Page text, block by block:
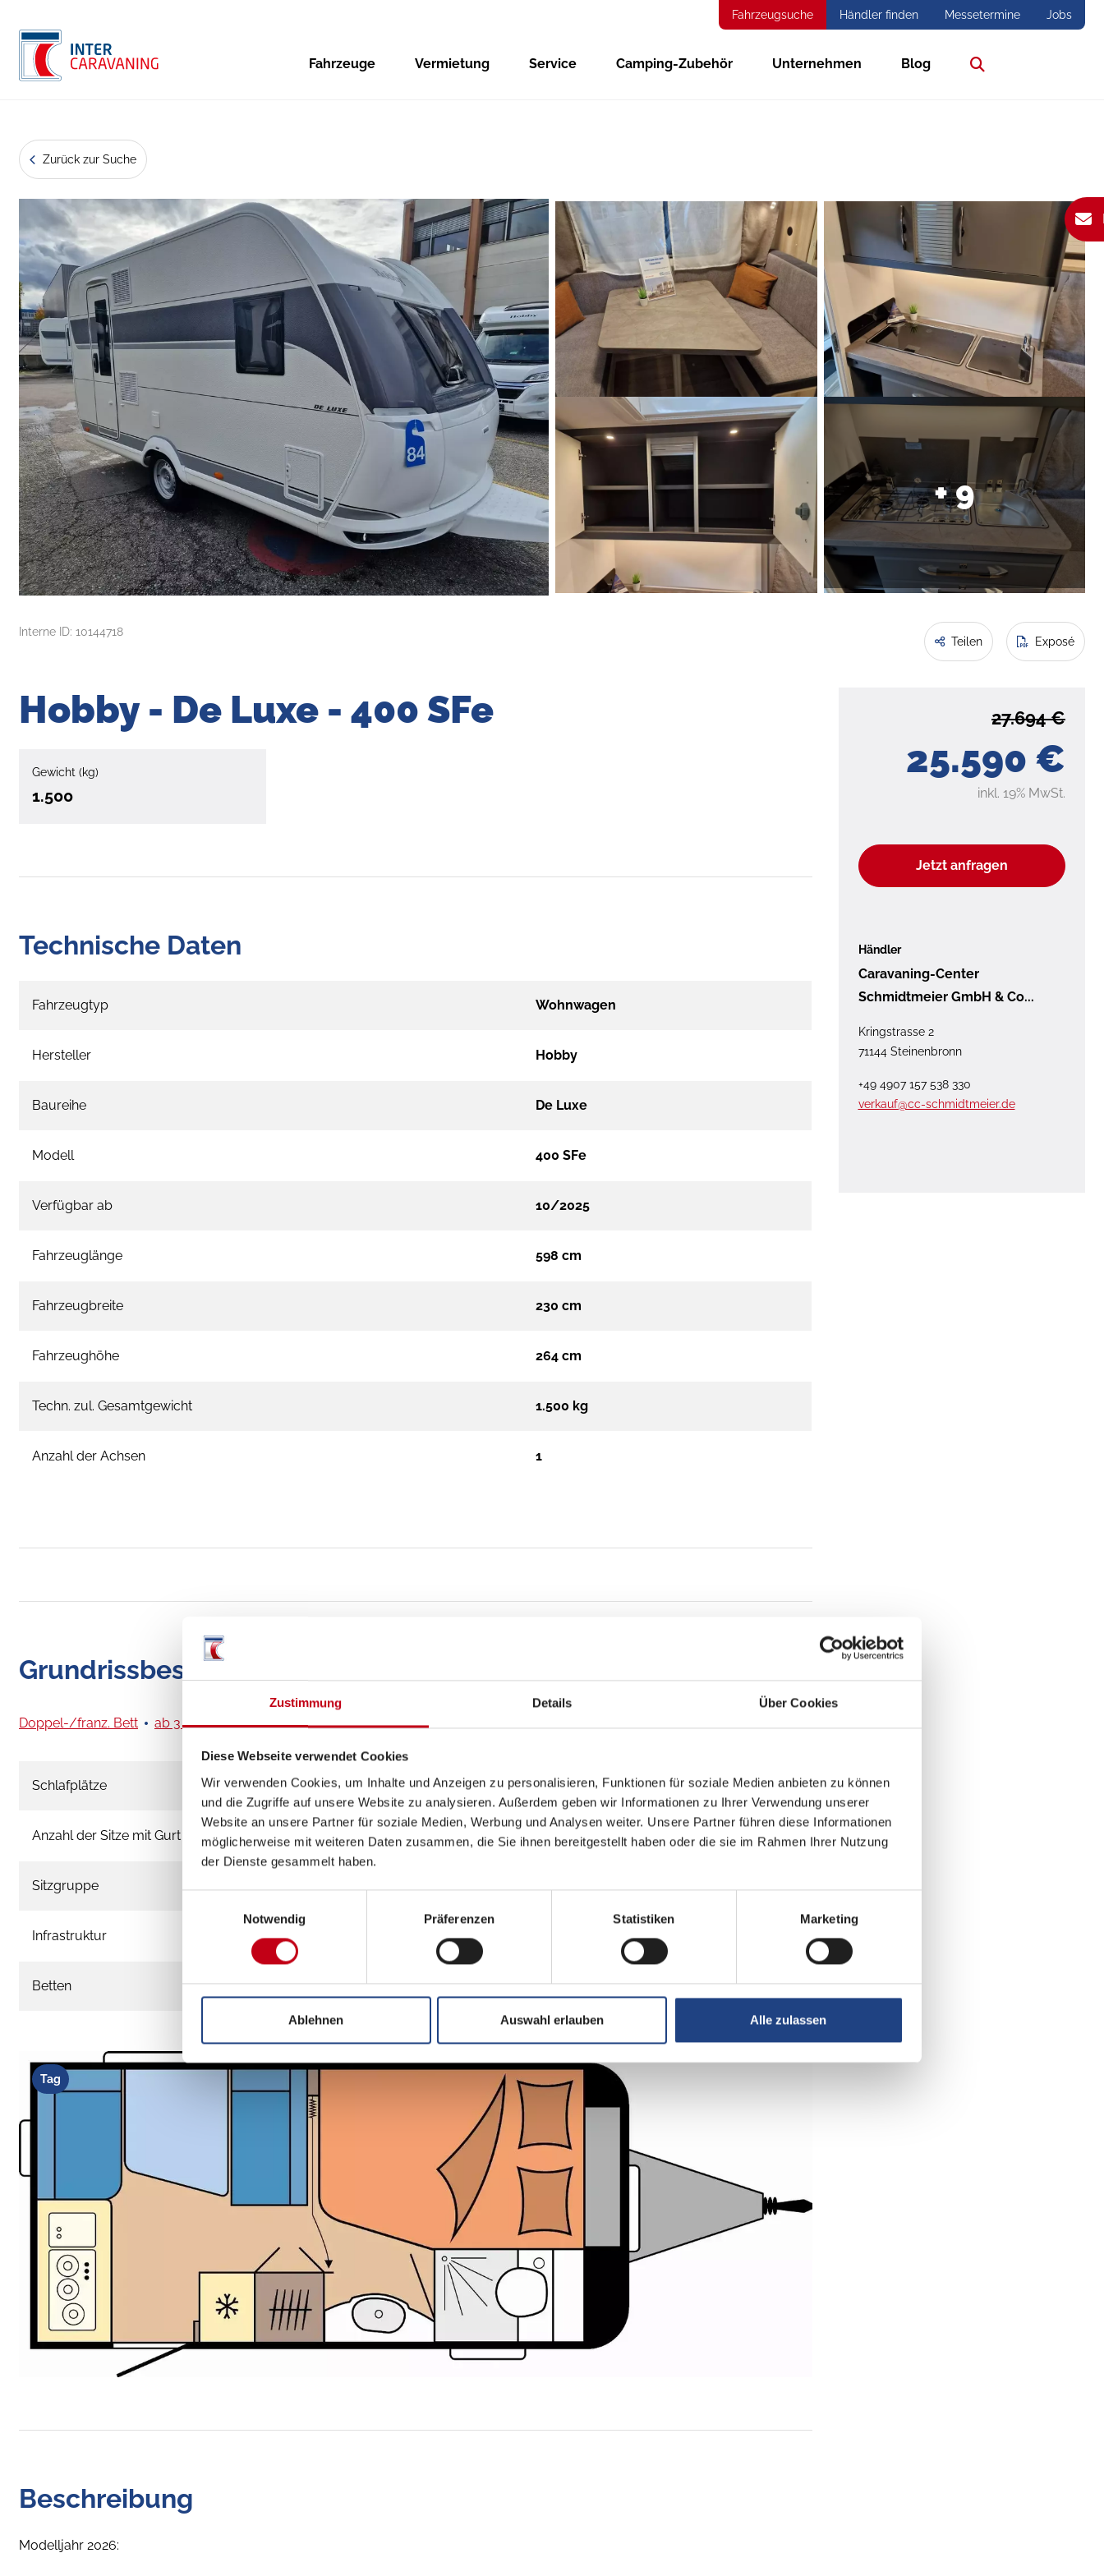
Zustimmung Details Über Cookies
Diese Webseite verwendet Cookies
Wir verwenden Cookies, um Inhalte und Anzeigen zu personalisieren, Funktionen für soziale Medien anbieten zu können
und die Zugriffe auf unsere Website zu analysieren. Außerdem geben wir Informationen zu Ihrer Verwendung unserer
Website an unsere Partner für soziale Medien, Werbung und Analysen weiter. Unsere Partner führen diese Informationen
möglicherweise mit weiteren Daten zusammen, die Sie ihnen bereitgestellt haben oder die sie im Rahmen Ihrer Nutzung
der Dienste gesammelt haben.
Notwendig
Präferenzen Statistiken Marketing
Ablehnen Auswahl erlauben Alle zulassen
Fahrzeugsuche Händler finden Messetermine Jobs
Fahrzeuge Vermietung Service Camping-Zubehör Unternehmen Blog
Zurück zur Suche
+ 9
Interne ID: 10144718
Teilen Exposé
25.590 €
27.694 €
inkl. 19% MwSt.
Jetzt anfragen
Händler
Caravaning-Center
Schmidtmeier GmbH & Co...
Kringstrasse 2
71144 Steinenbronn
+49 4907 157 538 330
verkauf@cc-schmidtmeier.de
Hobby - De Luxe - 400 SFe
Gewicht (kg)
1.500
Technische Daten
Fahrzeugtyp Wohnwagen
Hersteller Hobby
Baureihe De Luxe
Modell 400 SFe
Verfügbar ab 10/2025
Fahrzeuglänge 598 cm
Fahrzeugbreite 230 cm
Fahrzeughöhe 264 cm
Techn. zul. Gesamtgewicht 1.500 kg
Anzahl der Achsen 1
Grundrissbeschreibung
Doppel-/franz. Bett ab 3 Schlafplätze
Schlafplätze 3
Anzahl der Sitze mit Gurt 4
Sitzgruppe Seitensitzgruppe
Infrastruktur WC
Betten Doppel-/franz. Bett
Tag
Beschreibung
Modelljahr 2026: